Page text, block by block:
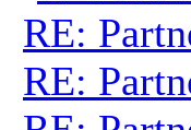
RE:
RE: